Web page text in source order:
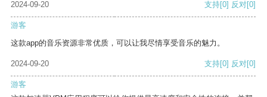
2024-09-20
支持[0] 反对[0]
游客
这款app的音乐资源非常优质，可以让我尽情享受音乐的魅力。
2024-09-20 支持[0] 反对[0]
游客